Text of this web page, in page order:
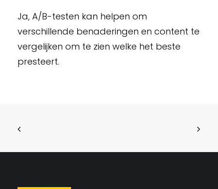
Ja, A/B-testen kan helpen om
verschillende benaderingen en content te
vergelijken om te zien welke het beste
presteert.